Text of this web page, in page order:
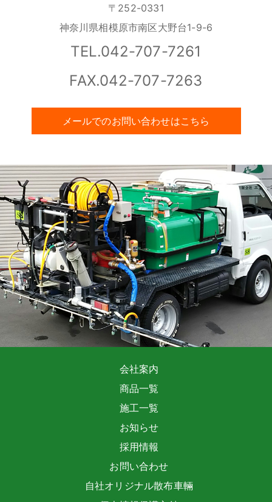
〒252-0331
神奈川県相模原市南区大野台1-9-6
TEL.042-707-7261
FAX.042-707-7263
メールでのお問い合わせはこちら
会社案内
商品一覧
施工一覧
お知らせ
採用情報
お問い合わせ
自社オリジナル散布車輛